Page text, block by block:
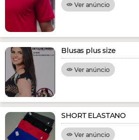
Ver anúncio
Blusas plus size
Ver anúncio
SHORT ELASTANO
Ver anúncio